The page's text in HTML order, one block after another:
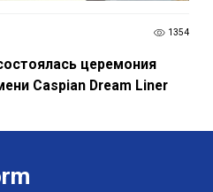
1354
церемония
Caspian Dream Liner